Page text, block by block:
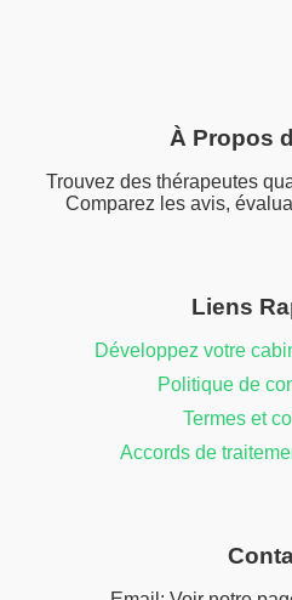
À Propos
Trouvez des thérapeutes
Comparez les avis,
Liens
Développez votre
Politique de
Termes et
Accords de